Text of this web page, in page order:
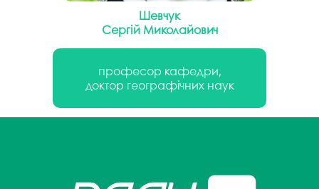
Шевчук
Сергій Миколайович
професор кафедри,
доктор географічних наук